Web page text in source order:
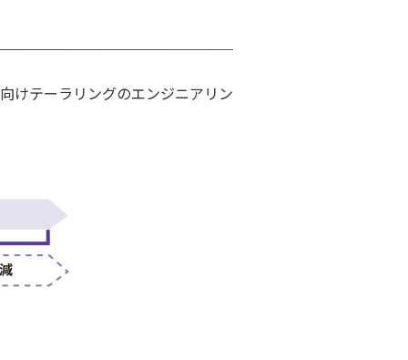
けテーラリングのエンジニアリン